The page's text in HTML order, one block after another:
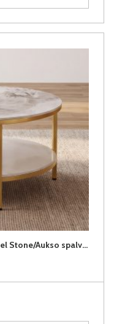
HOLBORN apvalus staliukas (Chanel Stone/Aukso spalvos kojos)